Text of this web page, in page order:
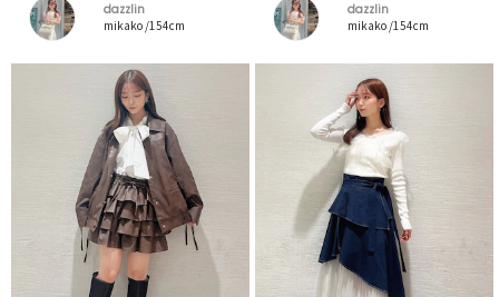
dazzlin
mikako /154cm
dazzlin
mikako /154cm